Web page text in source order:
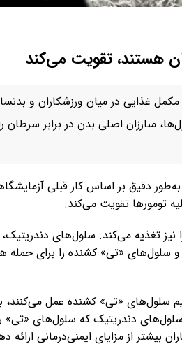
هستند، تقویت می‌کند
غذایی در میان ورزشکاران و
مبارزان اصلی بدن در برابر سرطان
دقیق بر اساس کار قبلی
نیز تغذیه می‌کند. سلول‌های
سلول‌های «تی» کشنده را برای حمله
سلول‌های «تی» کشنده عمل می‌کنند،
تقویت سلول‌های دندریتیک که سلول‌های
بیشتر از مزایای ایمنی‌درمانی ارائه